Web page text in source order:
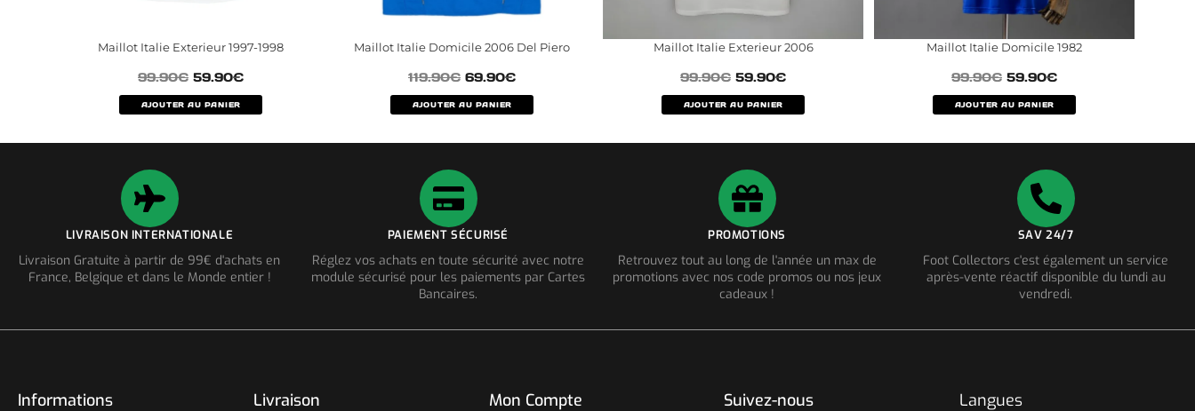
Maillot Italie Exterieur 1997-1998
99.90€ 59.90€
AJOUTER AU PANIER
Maillot Italie Domicile 2006 Del Piero
119.90€ 69.90€
AJOUTER AU PANIER
Maillot Italie Exterieur 2006
99.90€ 59.90€
AJOUTER AU PANIER
Maillot Italie Domicile 1982
99.90€ 59.90€
AJOUTER AU PANIER
LIVRAISON INTERNATIONALE
Livraison Gratuite à partir de 99€ d'achats en
France, Belgique et dans le Monde entier !
PAIEMENT SÉCURISÉ
Réglez vos achats en toute sécurité avec notre
module sécurisé pour les paiements par Cartes
Bancaires.
PROMOTIONS
Retrouvez tout au long de l'année un max de
promotions avec nos code promos ou nos jeux
cadeaux !
SAV 24/7
Foot Collectors c'est également un service
après-vente réactif disponible du lundi au
vendredi.
Informations Livraison Mon Compte Suivez-nous Langues